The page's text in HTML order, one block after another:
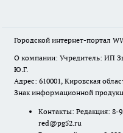
Городской интернет-портал
О компании: Учредитель: ИП
Ю.Г.
Адрес: 610001, Кировская
Знак информационной
Контакты: Редакция: 8-
red@pg52.ru